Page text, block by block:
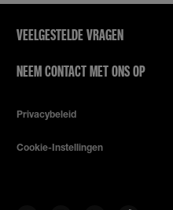
VEELGESTELDE VRAGEN
NEEM CONTACT MET ONS OP
Privacybeleid
Cookie-Instellingen